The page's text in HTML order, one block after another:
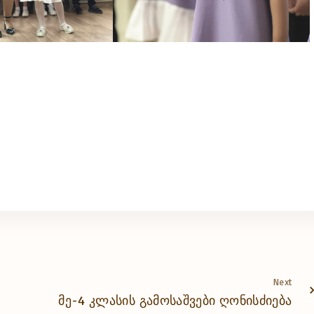
Next
მე-4 კლასის გამოსაშვები ღონისძიება